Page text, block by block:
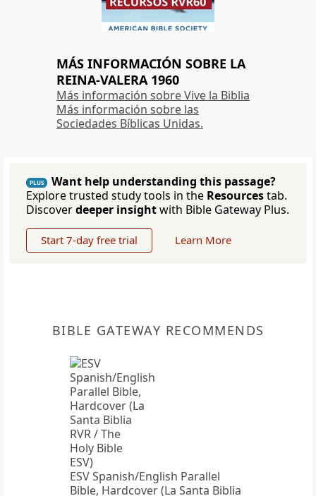
MÁS INFORMACIÓN SOBRE LA
REINA-VALERA 1960
Más información sobre Vive la Biblia
Más información sobre las
Sociedades Bíblicas Unidas.
PLUS
Want help understanding this passage?
Explore trusted study tools in the Resourcestab.
Discoverdeeper insightwith Bible Gateway Plus.
Start 7-day free trial Learn More
BIBLE GATEWAY RECOMMENDS
ESV Spanish/English Parallel
Bible, Hardcover (La Santa Biblia